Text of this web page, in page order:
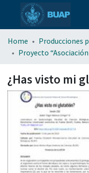
Home
¿Has visto mi